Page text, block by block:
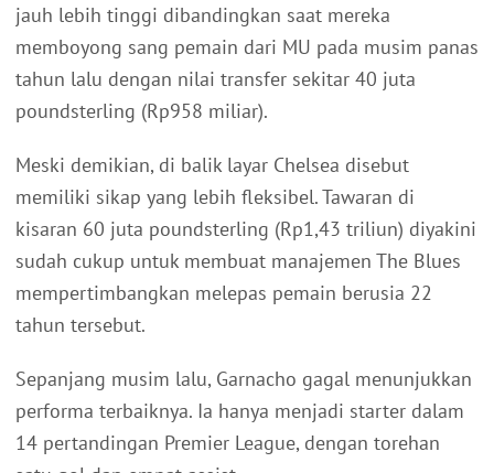
jauh lebih tinggi dibandingkan saat mereka
memboyong sang pemain dari MU pada musim panas
tahun lalu dengan nilai transfer sekitar 40 juta
poundsterling (Rp958 miliar).
Meski demikian, di balik layar Chelsea disebut
memiliki sikap yang lebih fleksibel. Tawaran di
kisaran 60 juta poundsterling (Rp1,43 triliun) diyakini
sudah cukup untuk membuat manajemen The Blues
mempertimbangkan melepas pemain berusia 22
tahun tersebut.
Sepanjang musim lalu, Garnacho gagal menunjukkan
performa terbaiknya. Ia hanya menjadi starter dalam
14 pertandingan Premier League, dengan torehan